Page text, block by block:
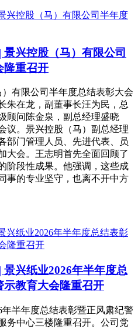
兴控股（马）有限公司
隆重召开
有限公司半年度总结表彰大会
朱在龙，副董事长汪为民，总
顾问陈金泉，副总经理盛晓
议。景兴控股（马）副总经理
部门管理人员、先进代表、员
大会。王志明首先全面回顾了
阶段性成果。他强调，这些成
事的专业坚守，也离不开中方
兴纸业2026年半年度总
教育大会隆重召开
年半年度总结表彰暨正风肃纪警
务中心三楼隆重召开。公司党